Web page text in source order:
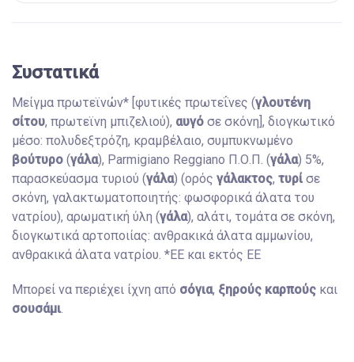
Συστατικά
Μείγμα πρωτεϊνών* [φυτικές πρωτεΐνες (γλουτένη
σίτου, πρωτεϊνη μπιζελιού), αυγό σε σκόνη], διογκωτικό
μέσο: πολυδεξτρόζη, κραμβέλαιο, συμπυκνωμένο
βούτυρo (γάλα), Parmigiano Reggiano Π.Ο.Π. (γάλα) 5%,
παρασκεύασμα τυριού (γάλα) (ορός γάλακτος, τυρί σε
σκόνη, γαλακτωματοποιητής: φωσφορικά άλατα του
νατρίου), αρωματική ύλη (γάλα), αλάτι, τομάτα σε σκόνη,
διογκωτικά αρτοποιίας: ανθρακικά άλατα αμμωνίου,
ανθρακικά άλατα νατρίου. *ΕΕ και εκτός ΕΕ
Μπορεί να περιέχει ίχνη από σόγια, ξηρούς καρπούς και
σουσάμι.